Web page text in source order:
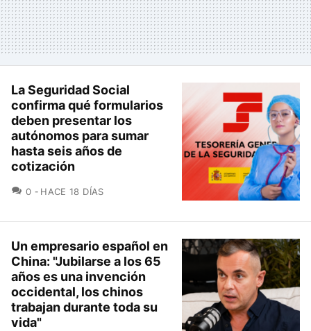
La Seguridad Social
confirma qué formularios
deben presentar los
autónomos para sumar
hasta seis años de
cotización
0 COMENTARIOS
HACE 18 DÍAS
Un empresario español en
China: "Jubilarse a los 65
años es una invención
occidental, los chinos
trabajan durante toda su
vida"